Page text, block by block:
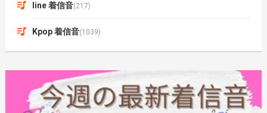
line 着信音(217)
Kpop 着信音(1039)